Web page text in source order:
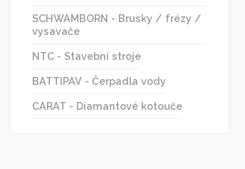
SCHWAMBORN - Brusky / frézy /
vysavače
NTC - Stavební stroje
BATTIPAV - Čerpadla vody
CARAT - Diamantové kotouče